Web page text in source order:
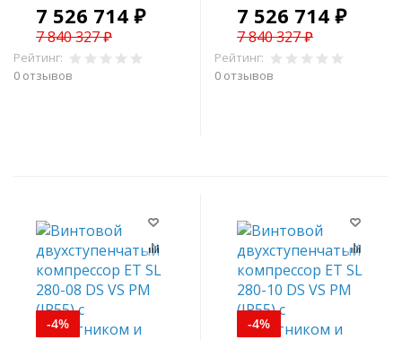
7 526 714 ₽
7 840 327 ₽
Рейтинг:
0 отзывов
7 526 714 ₽
7 840 327 ₽
Рейтинг:
0 отзывов
-4% -4%